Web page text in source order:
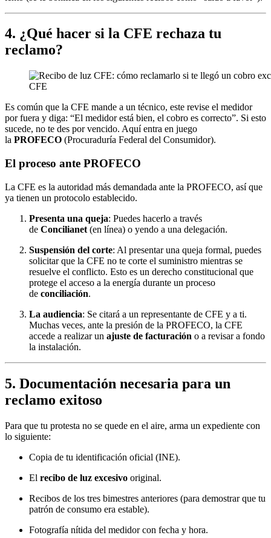
4. ¿Qué hacer si la CFE rechaza tu
reclamo?
CFE
Es común que la CFE mande a un técnico, este revise el medidor
por fuera y diga: “El medidor está bien, el cobro es correcto”. Si esto
sucede, no te des por vencido. Aquí entra en juego
la PROFECO (Procuraduría Federal del Consumidor).
El proceso ante PROFECO
La CFE es la autoridad más demandada ante la PROFECO, así que
ya tienen un protocolo establecido.
Presenta una queja: Puedes hacerlo a través
de Concilianet (en línea) o yendo a una delegación.
Suspensión del corte: Al presentar una queja formal, puedes
solicitar que la CFE no te corte el suministro mientras se
resuelve el conflicto. Esto es un derecho constitucional que
protege el acceso a la energía durante un proceso
de conciliación.
La audiencia: Se citará a un representante de CFE y a ti.
Muchas veces, ante la presión de la PROFECO, la CFE
accede a realizar un ajuste de facturación o a revisar a fondo
la instalación.
5. Documentación necesaria para un
reclamo exitoso
Para que tu protesta no se quede en el aire, arma un expediente con
lo siguiente:
Copia de tu identificación oficial (INE).
El recibo de luz excesivo original.
Recibos de los tres bimestres anteriores (para demostrar que tu
patrón de consumo era estable).
Fotografía nítida del medidor con fecha y hora.